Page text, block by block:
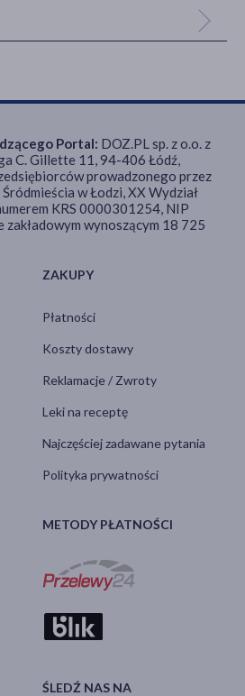
ZAKUPY
Płatności
Koszty dostawy
Reklamacje / Zwroty
Leki na receptę
Najczęściej zadawane pytania
Polityka prywatności
METODY PŁATNOŚCI
ŚLEDŹ NAS NA
Portal: DOZ.PL sp. z o.o. z
C. Gillette 11, 94-406 Łódź,
prowadzonego przez
w Łodzi, XX Wydział
KRS 0000301254, NIP
wynoszącym 18 725